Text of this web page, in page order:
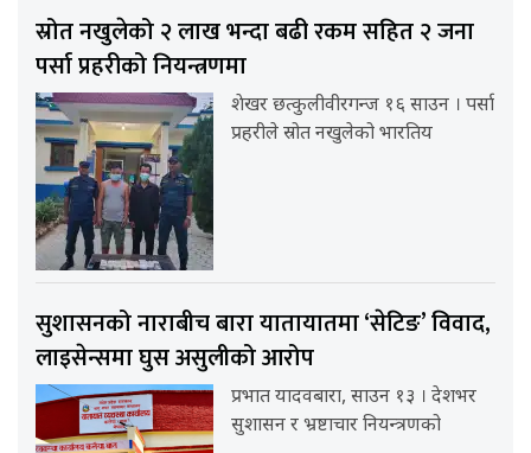
स्रोत नखुलेको २ लाख भन्दा बढी रकम सहित २ जना
पर्सा प्रहरीको नियन्त्रणमा
शेखर छत्कुलीवीरगन्ज १६ साउन । पर्सा
प्रहरीले स्रोत नखुलेको भारतिय
सुशासनको नाराबीच बारा यातायातमा ‘सेटिङ’ विवाद,
लाइसेन्समा घुस असुलीको आरोप
प्रभात यादवबारा, साउन १३ । देशभर
सुशासन र भ्रष्टाचार नियन्त्रणको